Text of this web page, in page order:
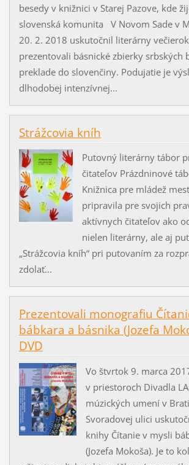
besedy v knižnici v Starej Pazove, kde
slovenská komunita V Novom Sade v
20. 2. 2018 uskutočnil literárny
prezentovali básnické zbierky srbských
preklade do slovenčiny. Podujatie je
dlhodobej intenzívnej...
Strážcovia kníh
Putovný literárny tábor
čitateľov Prázdninové
Knižnica pre mládež
pripravila pre svojich
aktívnych čitateľov ako
nielen literárny, ale aj
„Strážcovia kníh“ pri putovaním za
zdolať...
Prezentovali monografiu
bábkara a básnika (Jozefa
DVD
Vo štvrtok 9. marca
v priestoroch Divadla
múzických umení v
Svoradovej ulici
knihy Čítanie v mysli
(Jozefa Mokoša). Je to